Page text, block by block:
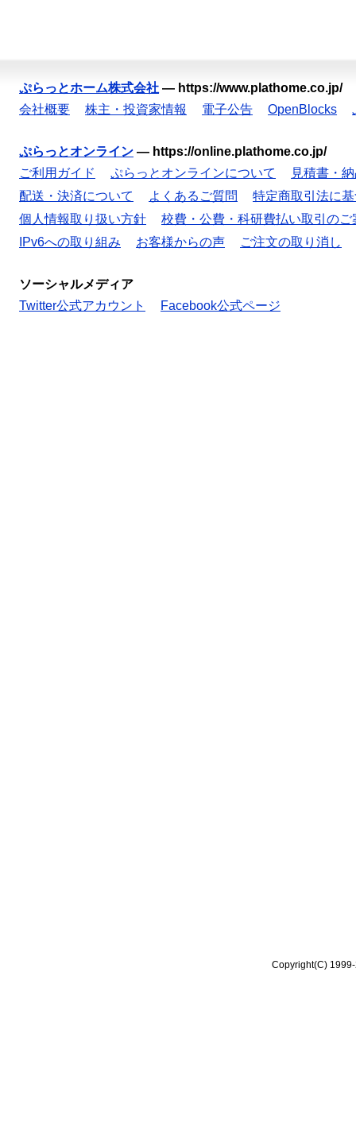
ぷらっとホーム株式会社 — https://www.plathome.co.jp/
会社概要
株主・投資家情報 電子公告 OpenBlocks
ぷらっとオンライン — https://online.plathome.co.jp/
ご利用ガイド
ぷらっとオンラインについて
見積書・
配送・決済について
よくあるご質問
特定商取引法に
個人情報取り扱い方針
校費・公費・科研費払い取引のご
IPv6への取り組み
お客様からの声 ご注文の取り消し
ソーシャルメディア
Twitter公式アカウント
Facebook公式ページ
Copyright(C)